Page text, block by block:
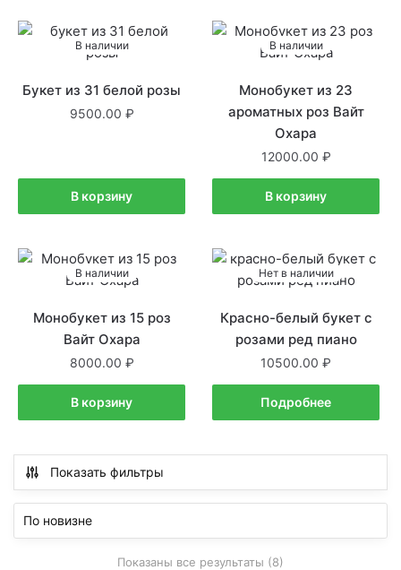
В наличии
Букет из 31 белой розы
9500.00
В корзину
В наличии
Монобукет из 23
ароматных роз Вайт
Охара
12000.00
В корзину
В наличии
Монобукет из 15 роз
Вайт Охара
8000.00
В корзину
Нет в наличии
Красно-белый букет с
розами ред пиано
10500.00
Подробнее
Показать фильтры
Показаны все результаты (8)